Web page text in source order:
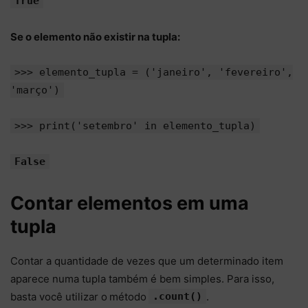
Se o elemento não existir na tupla:
>>> elemento_tupla = ('janeiro', 'fevereiro',
'março')
>>> print('setembro' in elemento_tupla)
False
Contar elementos em uma
tupla
Contar a quantidade de vezes que um determinado item
aparece numa tupla também é bem simples. Para isso,
basta você utilizar o método .count() .